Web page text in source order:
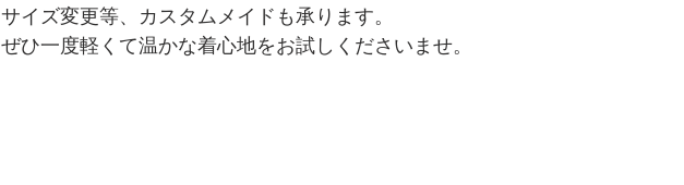
サイズ変更等、カスタムメイドも承ります。
ぜひ一度軽くて温かな着心地をお試しくださいませ。